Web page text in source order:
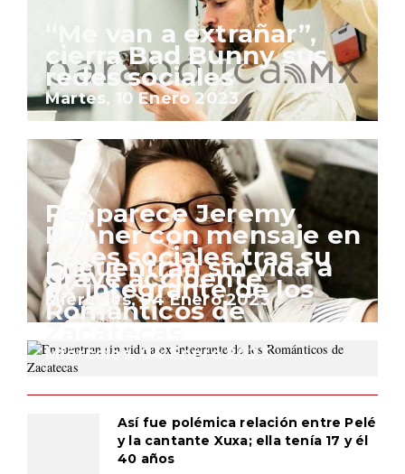
“Me van a extrañar”,
cierra Bad Bunny sus
redes sociales
Martes, 10 Enero 2023
Reaparece Jeremy
Renner con mensaje en
redes sociales tras su
grave accidente
Miércoles, 04 Enero 2023
Encuentran sin vida a
ex integrante de los
Románticos de
Zacatecas
Miércoles, 04 Enero 2023
Así fue polémica relación entre Pelé
y la cantante Xuxa; ella tenía 17 y él
40 años